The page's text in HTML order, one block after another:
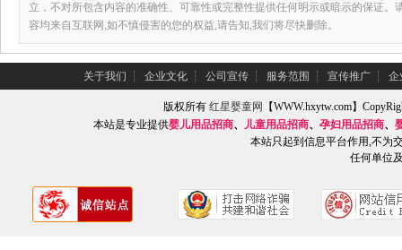
立，不对所包含内容的准确性、可靠性或完整性提供任何明示或暗示的保证。
容均来自互联网,如不慎侵害的您的权益,请告知,我们将尽快删除。
关于我们 ┆ 企业文化 ┆ 公司宣传 ┆ 服务范围 ┆ 宣传推广 ┆ 企
版权所有红星婴童网
【WWW.hxytw.com】
本站是专业提供婴儿用品招商、 儿童用品招商、 孕妇用品招商、
本站只起到信息平台作用,不为
任何单位